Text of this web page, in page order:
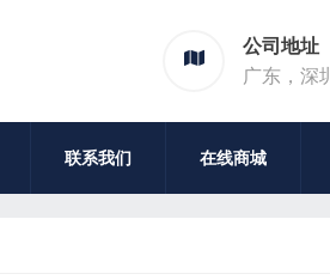
公司地址
广东，深圳
联系我们 在线商城